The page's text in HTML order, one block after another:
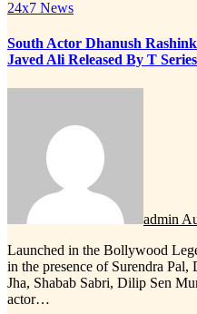
24x7 News
South Actor Dhanush
Javed Ali Released By T Series
admin
Launched in the Bollywood Legend Film Festival held in Mumbai
in the presence of Surendra Pal,
Jha, Shabab Sabri, Dilip Sen
actor…